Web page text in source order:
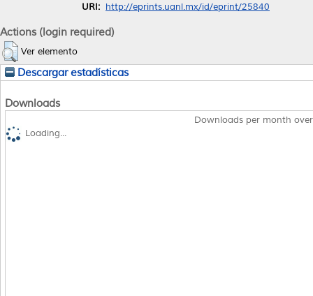
URI: http://eprints.uanl.mx/id/eprint/25840
Actions (login required)
Ver elemento
Descargar estadísticas
Downloads
Downloads per month
Loading...